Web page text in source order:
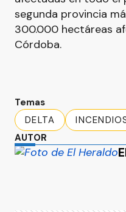
segunda provincia
300.000 hectáreas
Córdoba.
Temas
DELTA
AUTOR